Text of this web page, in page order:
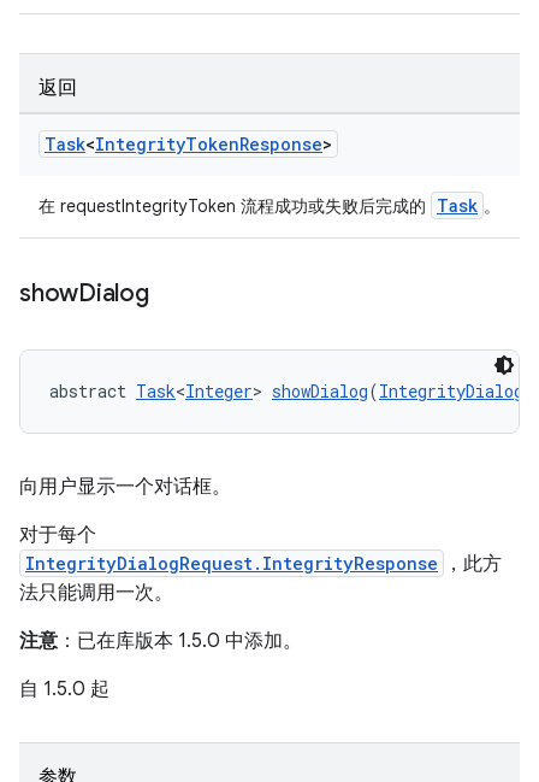
返回
Task<IntegrityTokenResponse>
在 requestIntegrityToken 流程成功或失败后完成的 Task 。
showDialog
abstract Task<Integer> showDialog(
向用户显示一个对话框。
对于每个
IntegrityDialogRequest.IntegrityResponse
，此方
法只能调用一次。
注意：已在库版本 1.5.0 中添加。
自 1.5.0 起
参数